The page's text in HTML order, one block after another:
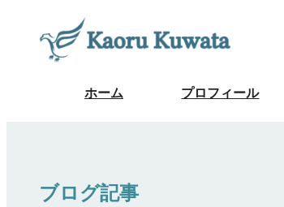
ホーム プロフィール
ブログ記事